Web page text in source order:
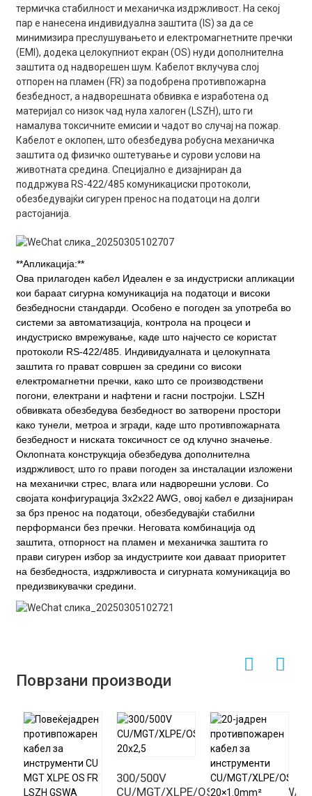
термичка стабилност и механичка издржливост. На секој
пар е нанесена индивидуална заштита (IS) за да се
минимизира преслушувањето и електромагнетните пречки
(EMI), додека целокупниот екран (OS) нуди дополнителна
заштита од надворешен шум. Кабелот вклучува слој
отпорен на пламен (FR) за подобрена противпожарна
безбедност, а надворешната обвивка е изработена од
материјал со низок чад нула халоген (LSZH), што ги
намалува токсичните емисии и чадот во случај на пожар.
Кабелот е оклопен, што обезбедува робусна механичка
заштита од физичко оштетување и сурови услови на
животната средина. Специјално е дизајниран да
поддржува RS-422/485 комуникациски протоколи,
обезбедувајќи сигурен пренос на податоци на долги
растојанија.
**Апликација:**
Ова прилагоден кабелИдеален е за индустриски апликации
кои бараат сигурна комуникација на податоци и високи
безбедносни стандарди. Особено е погоден за употреба во
системи за автоматизација, контрола на процеси и
индустриско вмрежување, каде што најчесто се користат
протоколи RS-422/485. Индивидуалната и целокупната
заштита го прават совршен за средини со високи
електромагнетни пречки, како што се производствени
погони, електрани и нафтени и гасни постројки. LSZH
обвивката обезбедува безбедност во затворени простори
како тунели, метроа и згради, каде што противпожарната
безбедност и ниската токсичност се од клучно значење.
Оклопната конструкција обезбедува дополнителна
издржливост, што го прави погоден за инсталации изложени
на механички стрес, влага или надворешни услови. Со
својата конфигурација 3x2x22 AWG, овој кабел е дизајниран
за брз пренос на податоци, обезбедувајќи стабилни
перформанси без пречки. Неговата комбинација од
заштита, отпорност на пламен и механичка заштита го
прави сигурен избор за индустриите кои даваат приоритет
на безбедноста, издржливоста и сигурната комуникација во
предизвикувачки средини.
Поврзани производи
300/500V
CU/MGT/XLPE/OS/FR/LSZH/GSWA/